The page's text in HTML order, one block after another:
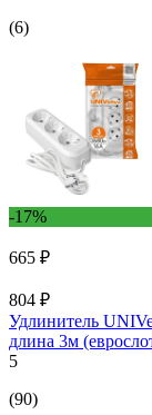
(6)
-17%
665 ₽
804 ₽
Удлинитель
длина 3м
5
(90)